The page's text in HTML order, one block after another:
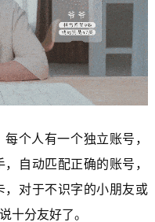
个人有一个独立账号，
自动匹配正确的账号，
，对于不识字的小朋友或
十分友好了。